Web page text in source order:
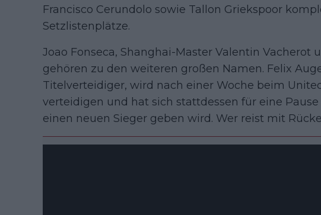
Francisco Cerundolo sowie Tallon Griekspoor
Setzlistenplätze.
Joao Fonseca, Shanghai-Master Valentin Vacherot
gehören zu den weiteren großen Namen. Felix
Titelverteidiger, wird nach einer Woche beim
verteidigen und hat sich stattdessen für eine Pause
einen neuen Sieger geben wird. Wer reist mit